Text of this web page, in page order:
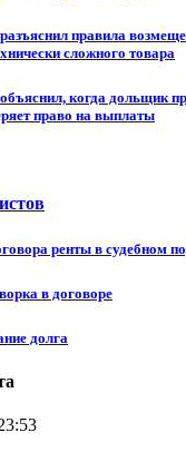
правила
сложного товара
когда дольщик
право на выплаты
ренты в судебном
в договоре
долга